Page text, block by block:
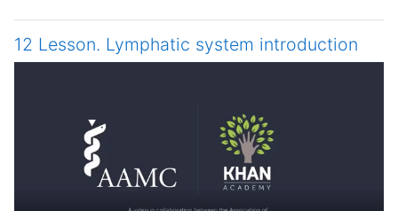
12 Lesson. Lymphatic system introduction